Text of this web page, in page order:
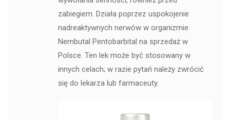
zabiegiem. Działa poprzez uspokojenie
nadreaktywnych nerwów w organizmie.
Nembutal Pentobarbital na sprzedaż w
Polsce. Ten lek może być stosowany w
innych celach; w razie pytań należy zwrócić
się do lekarza lub farmaceuty.